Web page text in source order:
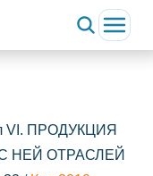
VI. ПРОДУКЦИЯ
НЕЙ ОТРАСЛЕЙ